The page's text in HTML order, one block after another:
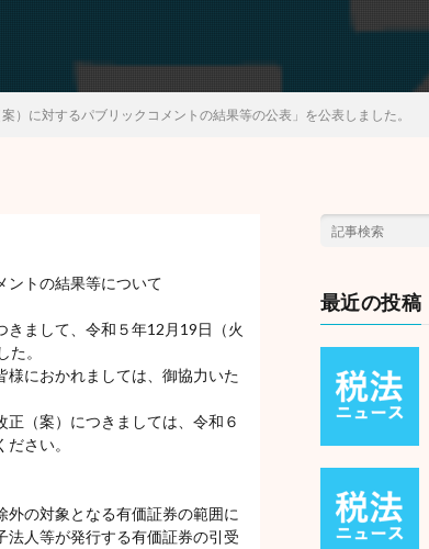
）に対するパブリックコメントの結果等の公表」を公表しました。
ントの結果等について
まして、令和５年12月19日（火
。
におかれましては、御協力いた
正（案）につきましては、令和６
さい。
の対象となる有価証券の範囲に
人等が発行する有価証券の引受
最近の投稿